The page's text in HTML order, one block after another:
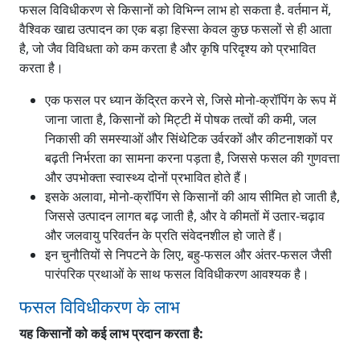
फसल विविधीकरण से किसानों को विभिन्न लाभ हो सकता है. वर्तमान में,
वैश्विक खाद्य उत्पादन का एक बड़ा हिस्सा केवल कुछ फसलों से ही आता
है, जो जैव विविधता को कम करता है और कृषि परिदृश्य को प्रभावित
करता है।
एक फसल पर ध्यान केंद्रित करने से, जिसे मोनो-क्रॉपिंग के रूप में
जाना जाता है, किसानों को मिट्टी में पोषक तत्वों की कमी, जल
निकासी की समस्याओं और सिंथेटिक उर्वरकों और कीटनाशकों पर
बढ़ती निर्भरता का सामना करना पड़ता है, जिससे फसल की गुणवत्ता
और उपभोक्ता स्वास्थ्य दोनों प्रभावित होते हैं।
इसके अलावा, मोनो-क्रॉपिंग से किसानों की आय सीमित हो जाती है,
जिससे उत्पादन लागत बढ़ जाती है, और वे कीमतों में उतार-चढ़ाव
और जलवायु परिवर्तन के प्रति संवेदनशील हो जाते हैं।
इन चुनौतियों से निपटने के लिए, बहु-फसल और अंतर-फसल जैसी
पारंपरिक प्रथाओं के साथ फसल विविधीकरण आवश्यक है।
फसल विविधीकरण के लाभ
यह किसानों को कई लाभ प्रदान करता है: